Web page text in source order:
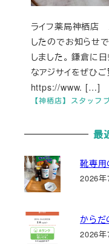
【神栖店】スタッフ
ライフ薬局神栖店
したのでお知らせ
しました。 鎌倉に
なアジサイをぜひ
https://www. […]
最
靴専用
2026年
から
2026年